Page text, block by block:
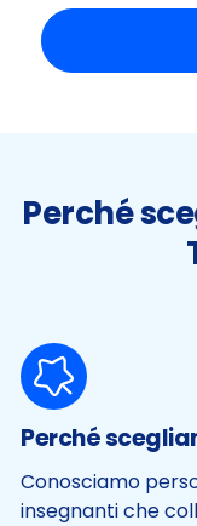
Perché
Perché
Conosciamo
insegnanti che